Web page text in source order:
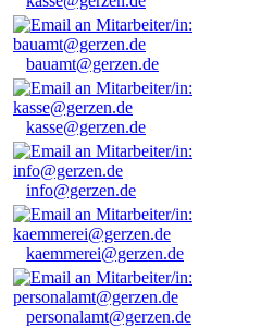
bauamt@gerzen.de
kasse@gerzen.de
info@gerzen.de
kaemmerei@gerzen.de
personalamt@gerzen.de